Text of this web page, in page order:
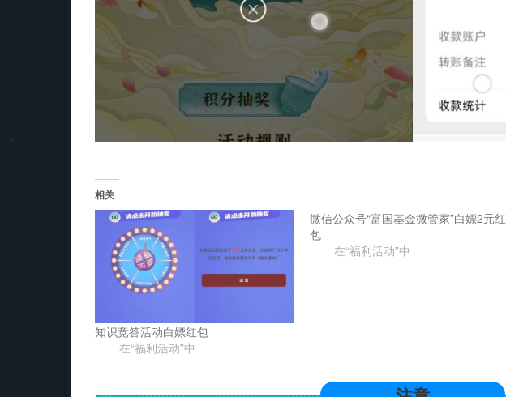
相关
知识竞答活动白嫖红包
在“福利活动”中
微信公众号“富国基金微管家”白嫖2元红
包
在“福利活动”中